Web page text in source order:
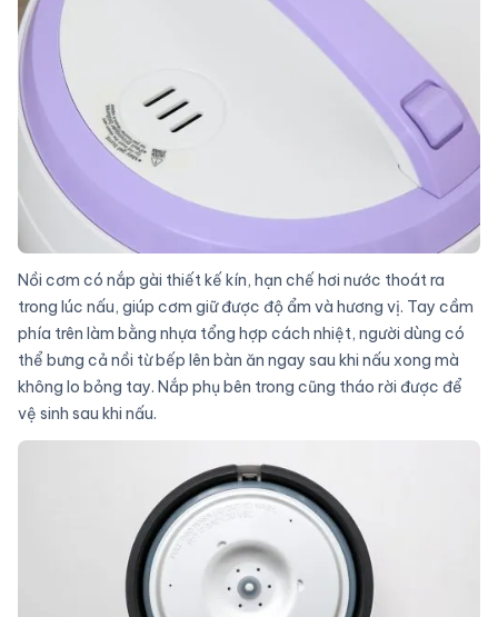
Nồi cơm có nắp gài thiết kế kín, hạn chế hơi nước thoát ra
trong lúc nấu, giúp cơm giữ được độ ẩm và hương vị. Tay cầm
phía trên làm bằng nhựa tổng hợp cách nhiệt, người dùng có
thể bưng cả nồi từ bếp lên bàn ăn ngay sau khi nấu xong mà
không lo bỏng tay. Nắp phụ bên trong cũng tháo rời được để
vệ sinh sau khi nấu.